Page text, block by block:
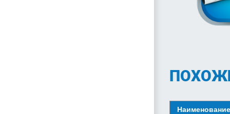
Наименование